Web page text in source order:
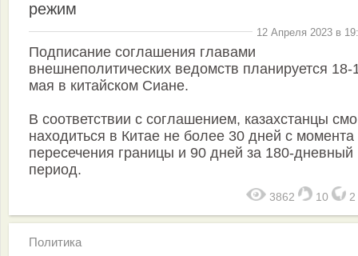
режим
12 Апреля 2023 в
Подписание соглашения главами
внешнеполитических ведомств планируется 18-
мая в китайском Сиане.
В соответствии с соглашением, казахстанцы
находиться в Китае не более 30 дней с момента
пересечения границы и 90 дней за 180-дневный
период.
3862 10 2
Политика